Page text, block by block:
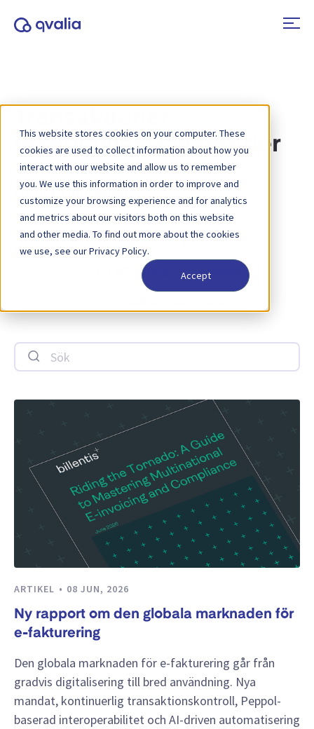
This website stores cookies on your computer. These
cookies are used to collect information about how you
interact with our website and allow us to remember
you. We use this information in order to improve and
customize your browsing experience and for analytics
and metrics about our visitors both on this website
and other media. To find out more about the cookies
we use, see our Privacy Policy.
Accept
teknologier och trender
Månad:
Alla typer
Compliance
E-fakturering
Peppol
Sök
ARTIKEL 08 JUN, 2026
Ny rapport om den globala marknaden för
e-fakturering
Den globala marknaden för e-fakturering går från
gradvis digitalisering till bred användning. Nya
mandat, kontinuerlig transaktionskontroll, Peppol-
baserad interoperabilitet och AI-driven automatisering